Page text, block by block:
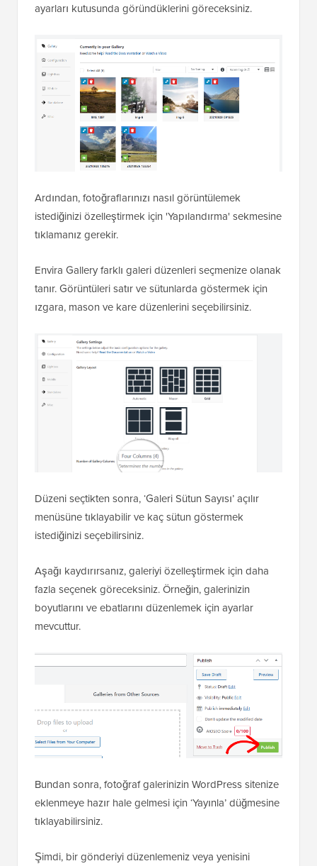
ayarları kutusunda göründüklerini göreceksiniz.
Ardından, fotoğraflarınızı nasıl görüntülemek
istediğinizi özelleştirmek için 'Yapılandırma' sekmesine
tıklamanız gerekir.
Envira Gallery farklı galeri düzenleri seçmenize olanak
tanır. Görüntüleri satır ve sütunlarda göstermek için
ızgara, mason ve kare düzenlerini seçebilirsiniz.
Düzeni seçtikten sonra, ‘Galeri Sütun Sayısı’ açılır
menüsüne tıklayabilir ve kaç sütun göstermek
istediğinizi seçebilirsiniz.
Aşağı kaydırırsanız, galeriyi özelleştirmek için daha
fazla seçenek göreceksiniz. Örneğin, galerinizin
boyutlarını ve ebatlarını düzenlemek için ayarlar
mevcuttur.
Bundan sonra, fotoğraf galerinizin WordPress sitenize
eklenmeye hazır hale gelmesi için ‘Yayınla’ düğmesine
tıklayabilirsiniz.
Şimdi, bir gönderiyi düzenlemeniz veya yenisini